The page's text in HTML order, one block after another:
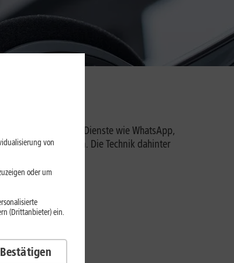
das über Apps und Dienste wie WhatsApp,
verbunden werden. Die Technik dahinter
.
von
oder um
(Drittanbieter) ein.
Bestätigen